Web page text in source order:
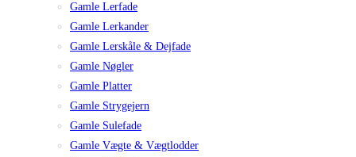
Gamle Lerfade
Gamle Lerkander
Gamle Lerskåle & Dejfade
Gamle Nøgler
Gamle Platter
Gamle Strygejern
Gamle Sulefade
Gamle Vægte & Vægtlodder